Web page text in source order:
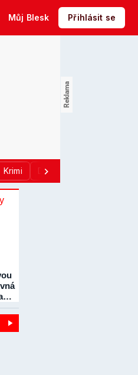
Můj Blesk Přihlásit se
Krimi Donald Trump